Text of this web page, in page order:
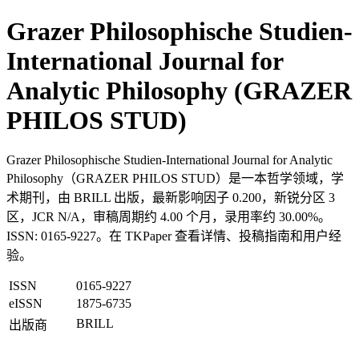
Grazer Philosophische Studien-
International Journal for
Analytic Philosophy (GRAZER
PHILOS STUD)
Grazer Philosophische Studien-International Journal for Analytic
Philosophy（GRAZER PHILOS STUD）是一本哲学领域，学
术期刊，由 BRILL 出版，最新影响因子 0.200，新锐分区 3
区，JCR N/A，审稿周期约 4.00 个月，录用率约 30.00%。
ISSN: 0165-9227。在 TKPaper 查看详情、投稿指南和用户经
验。
ISSN
0165-9227
eISSN
1875-6735
出版商
BRILL